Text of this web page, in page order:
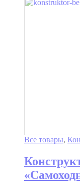
Все товары,